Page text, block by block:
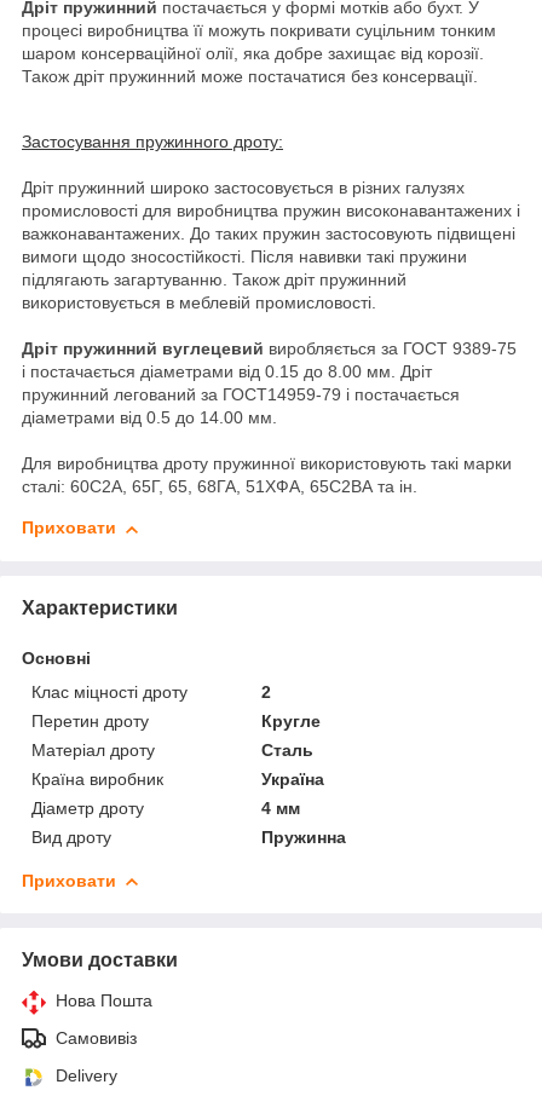
Дріт пружинний постачається у формі мотків або бухт. У
процесі виробництва її можуть покривати суцільним тонким
шаром консерваційної олії, яка добре захищає від корозії.
Також дріт пружинний може постачатися без консервації.
Застосування пружинного дроту:
Дріт пружинний широко застосовується в різних галузях
промисловості для виробництва пружин високонавантажених і
важконавантажених. До таких пружин застосовують підвищені
вимоги щодо зносостійкості. Після навивки такі пружини
підлягають загартуванню. Також дріт пружинний
використовується в меблевій промисловості.
Дріт пружинний вуглецевий виробляється за ГОСТ 9389-75
і постачається діаметрами від 0.15 до 8.00 мм. Дріт
пружинний легований за ГОСТ14959-79 і постачається
діаметрами від 0.5 до 14.00 мм.
Для виробництва дроту пружинної використовують такі марки
сталі: 60С2А, 65Г, 65, 68ГА, 51ХФА, 65С2ВА та ін.
Приховати
Характеристики
Основні
Клас міцності дроту
2
Перетин дроту
Кругле
Матеріал дроту
Сталь
Країна виробник
Україна
Діаметр дроту
4 мм
Вид дроту
Пружинна
Приховати
Умови доставки
Нова Пошта
Самовивіз
Delivery